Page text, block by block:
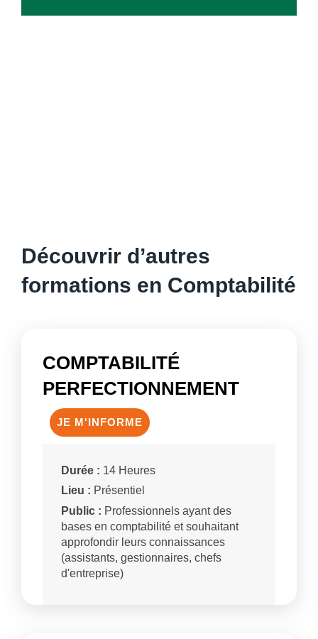
Découvrir d’autres
formations en Comptabilité
COMPTABILITÉ
PERFECTIONNEMENT
JE M'INFORME
Durée : 14 Heures
Lieu : Présentiel
Public : Professionnels ayant des
bases en comptabilité et souhaitant
approfondir leurs connaissances
(assistants, gestionnaires, chefs
d'entreprise)